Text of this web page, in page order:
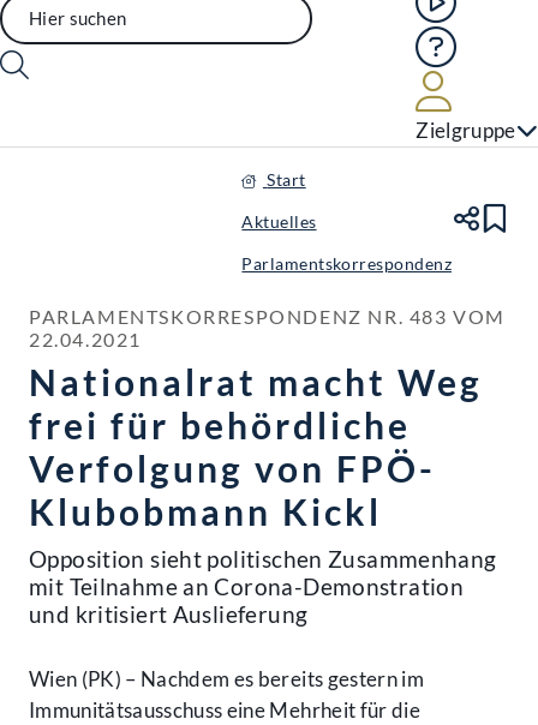
Hilfe
Zielgruppe
Start
Aktuelles
Parlamentskorrespondenz
PARLAMENTSKORRESPONDENZ NR. 483 VOM
22.04.2021
Nationalrat macht Weg
frei für behördliche
Verfolgung von FPÖ-
Klubobmann Kickl
Opposition sieht politischen Zusammenhang
mit Teilnahme an Corona-Demonstration
und kritisiert Auslieferung
Wien (PK) – Nachdem es bereits gestern im
Immunitätsausschuss eine Mehrheit für die